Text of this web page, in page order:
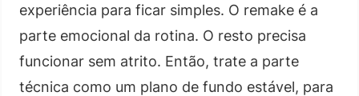
experiência para ficar simples. O remake é a
parte emocional da rotina. O resto precisa
funcionar sem atrito. Então, trate a parte
técnica como um plano de fundo estável, para